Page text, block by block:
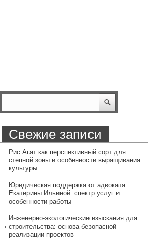
Свежие записи
Рис Агат как перспективный сорт для
степной зоны и особенности выращивания
культуры
Юридическая поддержка от адвоката
Екатерины Ильиной: спектр услуг и
особенности работы
Инженерно-экологические изыскания для
строительства: основа безопасной
реализации проектов